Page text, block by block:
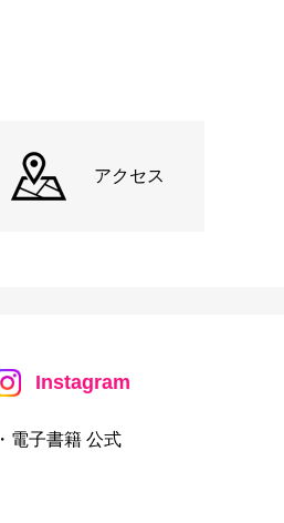
アクセス
Instagram
・電子書籍 公式